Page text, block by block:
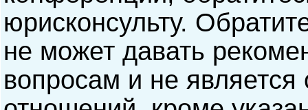
юрисконсульту.
не может давать
вопросам и не